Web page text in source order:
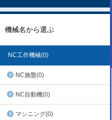
機械名から選ぶ
NC工作機械(0)
NC施盤(0)
NC自動機(0)
マシニング(0)